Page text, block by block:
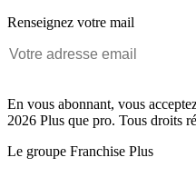
Renseignez votre mail
En vous abonnant, vous
2026 Plus que pro. Tous droits
Le groupe Franchise Plus